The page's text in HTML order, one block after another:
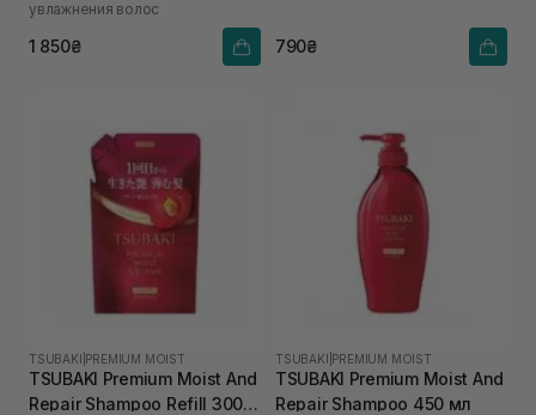
увлажнения волос
1 850₴ 790₴
TSUBAKI PREMIUM MOIST
TSUBAKI Premium Moist And
Repair Shampoo Refill 300
TSUBAKI PREMIUM MOIST
TSUBAKI Premium Moist And
Repair Shampoo 450 мл